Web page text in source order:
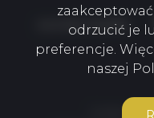
social media
Dutkiewicz
odrzucić je
preferencje.
naszej